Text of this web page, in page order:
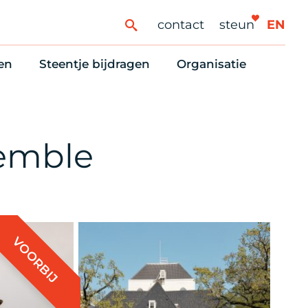
contact steun EN
en huurvragen
Steentje bijdragen
Vriendennieuws
Organisatie
VOORBIJ